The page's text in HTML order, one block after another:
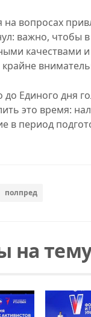
на вопросах
важно, чтобы
качествами
Единого дня
это время:
в период
полпред
на